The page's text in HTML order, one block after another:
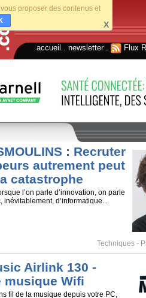
proposer des contenus et
X
accueil newsletter. Flux
: Recruter
autrement peut
catastrophe
l’on parle d’innovation, on parle
inévitablement, d’informatique...
Techniques -
Airlink 130 -
musique Wifi
fil de la musique depuis votre PC,